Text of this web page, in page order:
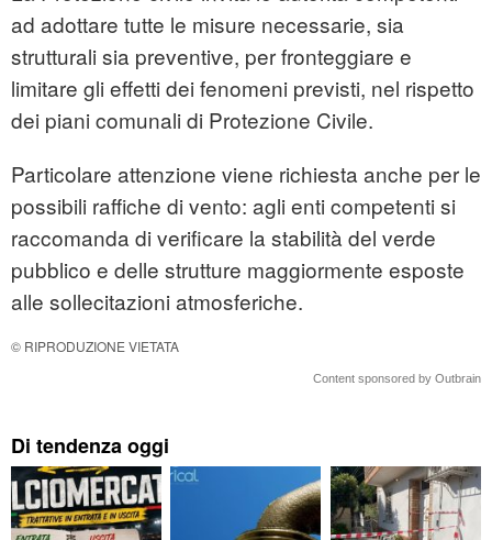
ad adottare tutte le misure necessarie, sia
strutturali sia preventive, per fronteggiare e
limitare gli effetti dei fenomeni previsti, nel rispetto
dei piani comunali di Protezione Civile.
Particolare attenzione viene richiesta anche per le
possibili raffiche di vento: agli enti competenti si
raccomanda di verificare la stabilità del verde
pubblico e delle strutture maggiormente esposte
alle sollecitazioni atmosferiche.
© RIPRODUZIONE VIETATA
Content sponsored by Outbrain
Di tendenza oggi